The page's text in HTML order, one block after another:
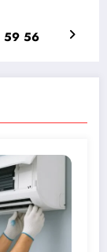
59 56